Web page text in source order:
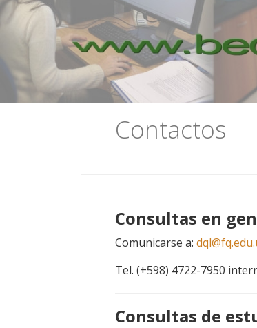
Contactos
Consultas en
Comunicarse a:
Tel. (+598) 4722-7950
Consultas de